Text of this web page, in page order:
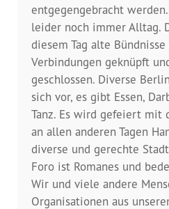
Publikationen
Mediathek
Plakate
Presse
Pressemitteilungen
Positionen
entgegengebracht
leider noch immer Alltag.
diesem Tag alte
Verbindungen geknüpft
geschlossen. Diverse
sich vor, es gibt Essen,
Tanz. Es wird gefeiert mit
an allen anderen Tagen
diverse und gerechte
Foro ist Romanes und
Wir und viele andere
Organisationen aus